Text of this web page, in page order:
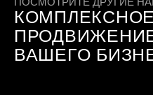
КОМПЛЕКСНОЕ
ВАШЕГО